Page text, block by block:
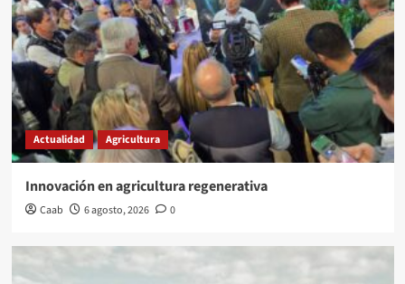
Actualidad Agricultura
Innovación en agricultura regenerativa
Caab 6 agosto, 2026 0